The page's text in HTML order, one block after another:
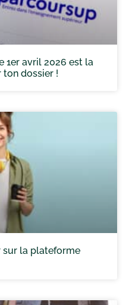
1er avril 2026 est la
dossier !
sur la plateforme